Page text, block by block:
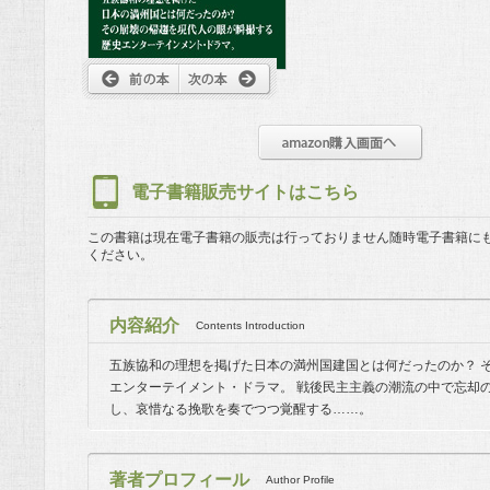
電子書籍販売サイトはこちら
この書籍は現在電子書籍の販売は行っておりません随時電子書籍に
ください。
内容紹介 Contents Introduction
五族協和の理想を掲げた日本の満州国建国とは何だったのか？
エンターテイメント・ドラマ。 戦後民主主義の潮流の中で忘却
し、哀惜なる挽歌を奏でつつ覚醒する……。
著者プロフィール Author Profile